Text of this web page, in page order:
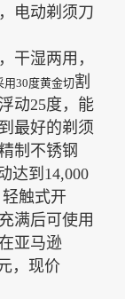
电动剃须刀
干湿两用，
用30度黄金切割
动25度，能
最好的剃须
制不锈钢
达到 14,000
轻触式开
满后可使用
亚马逊
，现价